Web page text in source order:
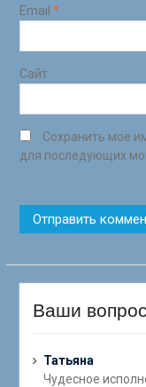
Email *
Сайт
Сохранить моё
для последующих
Ваши
Татьяна
Чудесное